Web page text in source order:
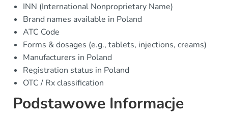
INN (International Nonproprietary Name)
Brand names available in Poland
ATC Code
Forms & dosages (e.g., tablets, injections, creams)
Manufacturers in Poland
Registration status in Poland
OTC / Rx classification
Podstawowe Informacje